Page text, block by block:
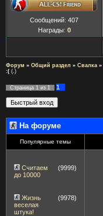
Сообщений: 407
Награды: 0
Форум » Общий раздел » Свалка »
:( (.)
Страница 1 из 1
1
На форуме
Популярные темы
Считаем
до 10000
(9999)
Жизнь
веселая
штука!
(9978)